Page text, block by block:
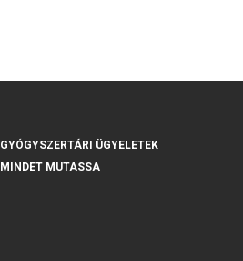
GYÓGYSZERTÁRI ÜGYELETEK
MINDET MUTASSA